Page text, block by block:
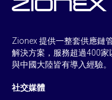
Zionex 提供一整套供應鏈
解決方案，服務超過400
與中國大陸皆有導入經驗。
社交媒體